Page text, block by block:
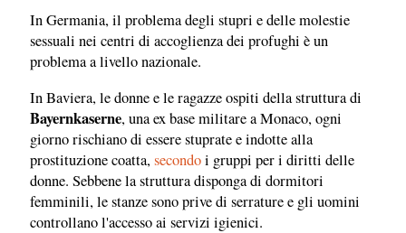
In Germania, il problema degli stupri e delle molestie
sessuali nei centri di accoglienza dei profughi è un
problema a livello nazionale.
In Baviera, le donne e le ragazze ospiti della struttura di
Bayernkaserne, una ex base militare a Monaco, ogni
giorno rischiano di essere stuprate e indotte alla
prostituzione coatta,secondoi gruppi per i diritti delle
donne. Sebbene la struttura disponga di dormitori
femminili, le stanze sono prive di serrature e gli uomini
controllano l'accesso ai servizi igienici.